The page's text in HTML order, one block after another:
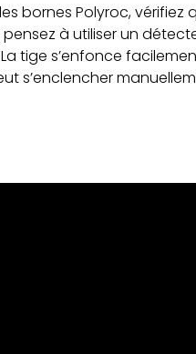
bornes Polyroc,
pensez à utiliser un
La tige s’enfonce
s’enclencher